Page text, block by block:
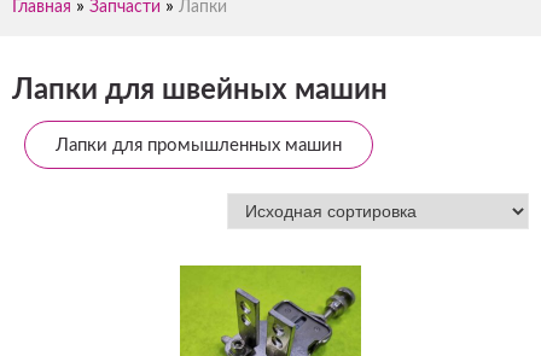
Главная » Запчасти » Лапки
Лапки для швейных машин
Лапки для промышленных машин